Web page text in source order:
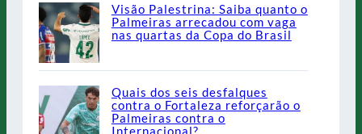
Visão Palestrina: Saiba quanto o
Palmeiras arrecadou com vaga
nas quartas da Copa do Brasil
Quais dos seis desfalques
contra o Fortaleza reforçarão o
Palmeiras contra o